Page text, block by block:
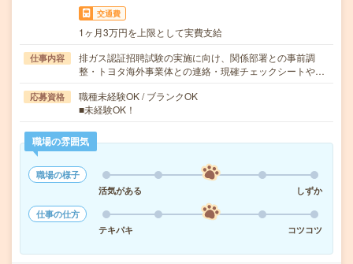
交通費
1ヶ月3万円を上限として実費支給
仕事内容
排ガス認証招聘試験の実施に向け、関係部署との事前調
整・トヨタ海外事業体との連絡・現確チェックシートや…
応募資格
職種未経験OK / ブランクOK
■未経験OK！
職場の雰囲気
職場の様子
活気がある
しずか
仕事の仕方
テキパキ
コツコツ